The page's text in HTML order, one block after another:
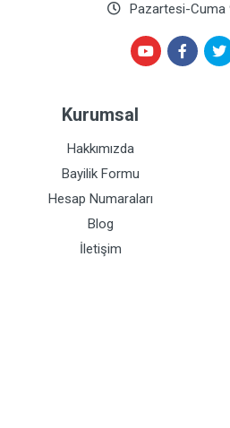
Pazartesi-Cuma
Kurumsal
Hakkımızda
Bayilik Formu
Hesap Numaraları
Blog
İletişim